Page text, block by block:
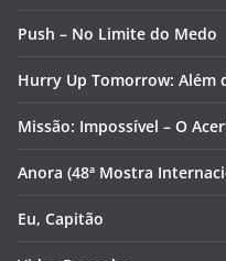
Push – No Limite do Medo
Hurry Up Tomorrow: Além
Missão: Impossível – O
Anora (48ª Mostra
Eu, Capitão